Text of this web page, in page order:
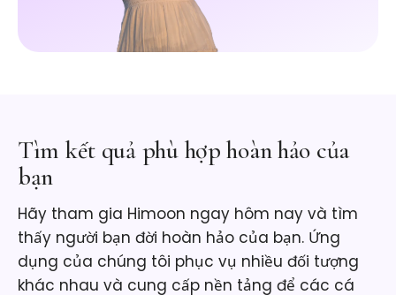
Tìm kết quả phù hợp hoàn hảo của
bạn
Hãy tham gia Himoon ngay hôm nay và tìm
thấy người bạn đời hoàn hảo của bạn. Ứng
dụng của chúng tôi phục vụ nhiều đối tượng
khác nhau và cung cấp nền tảng để các cá